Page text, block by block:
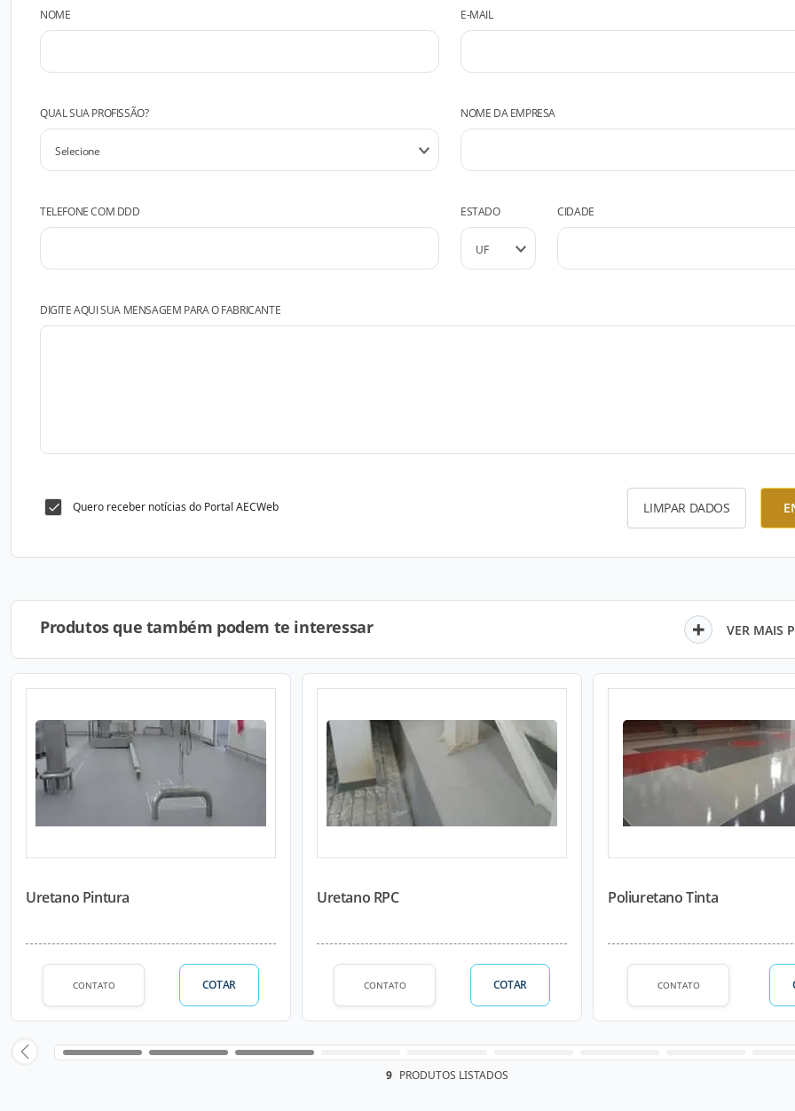
NOME E-MAIL
QUAL SUA PROFISSÃO? NOME DA EMPRESA
TELEFONE COM DDD ESTADO CIDADE
DIGITE AQUI SUA MENSAGEM PARA O FABRICANTE
Quero receber notícias do Portal AECWeb LIMPAR DADOS
Produtos que também podem te interessar VER MAIS
Uretano Pintura
CONTATO COTAR
Uretano RPC
CONTATO COTAR
Poliuretano Tinta
CONTATO
9 PRODUTOS LISTADOS